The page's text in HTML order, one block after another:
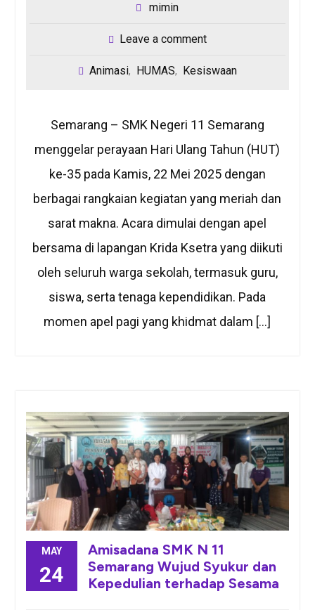
mimin
Leave a comment
Animasi, HUMAS, Kesiswaan
Semarang – SMK Negeri 11 Semarang
menggelar perayaan Hari Ulang Tahun (HUT)
ke-35 pada Kamis, 22 Mei 2025 dengan
berbagai rangkaian kegiatan yang meriah dan
sarat makna. Acara dimulai dengan apel
bersama di lapangan Krida Ksetra yang diikuti
oleh seluruh warga sekolah, termasuk guru,
siswa, serta tenaga kependidikan. Pada
momen apel pagi yang khidmat dalam […]
MAY
24
Amisadana SMK N 11
Semarang Wujud Syukur dan
Kepedulian terhadap Sesama